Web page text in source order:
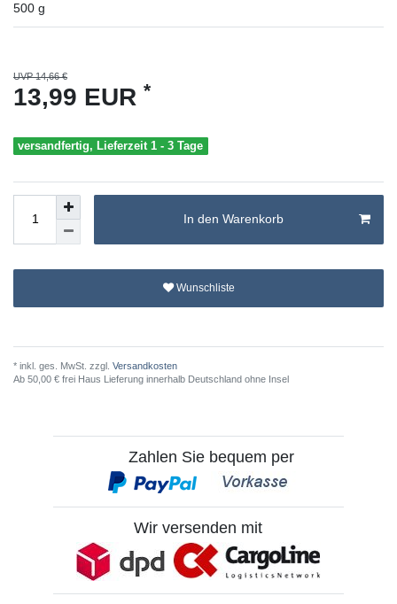
500 g
UVP 14,66 €
13,99 EUR *
versandfertig, Lieferzeit 1 - 3 Tage
In den Warenkorb
Wunschliste
* inkl. ges. MwSt. zzgl. Versandkosten
Ab 50,00 € frei Haus Lieferung innerhalb Deutschland ohne Insel
Zahlen Sie bequem per
Wir versenden mit